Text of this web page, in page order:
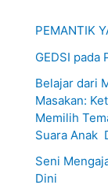
c
h
f
o
r
:
PEMANTIK
GEDSI pada
Belajar dari
Masakan:
Memilih
Suara Anak
Seni
Dini